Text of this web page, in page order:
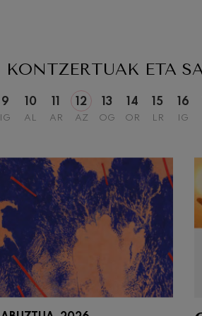
KONTZERTUAK ETA
9
IG
10
AL AR
12
AZ
13
OG
14
OR
15
LR
16
IG